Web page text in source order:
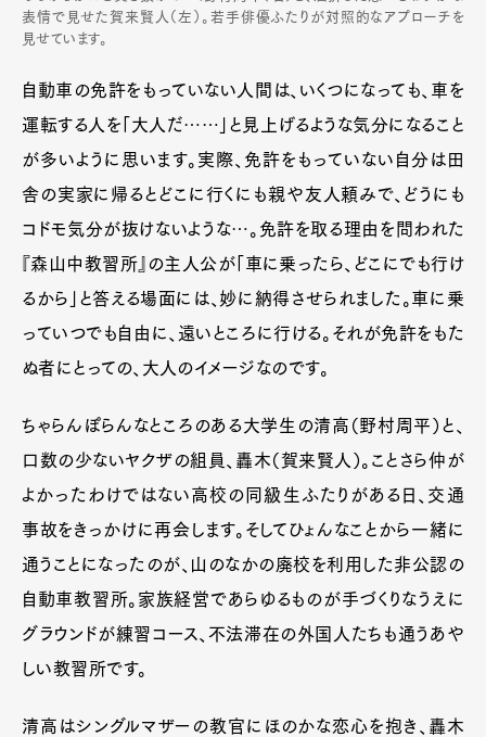
表情で見せた賀来賢人（左）。若手俳優ふたりが対照的なアプローチを
見せています。
自動車の免許をもっていない人間は、いくつになっても、車を
運転する人を「大人だ……」と見上げるような気分になること
が多いように思います。実際、免許をもっていない自分は田
舎の実家に帰るとどこに行くにも親や友人頼みで、どうにも
コドモ気分が抜けないような…。免許を取る理由を問われた
『森山中教習所』の主人公が「車に乗ったら、どこにでも行け
るから」と答える場面には、妙に納得させられました。車に乗
っていつでも自由に、遠いところに行ける。それが免許をもた
ぬ者にとっての、大人のイメージなのです。
ちゃらんぽらんなところのある大学生の清高（野村周平）と、
口数の少ないヤクザの組員、轟木（賀来賢人）。ことさら仲が
よかったわけではない高校の同級生ふたりがある日、交通
事故をきっかけに再会します。そしてひょんなことから一緒に
通うことになったのが、山のなかの廃校を利用した非公認の
自動車教習所。家族経営であらゆるものが手づくりなうえに
グラウンドが練習コース、不法滞在の外国人たちも通うあや
しい教習所です。
清高はシングルマザーの教官にほのかな恋心を抱き、轟木